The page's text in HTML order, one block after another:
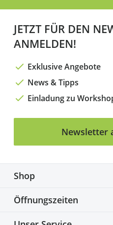
JETZT FÜR DEN
ANMELDEN!
Exklusive Angebote
News & Tipps
Einladung zu
Newsletter
Shop
Biketime GmbH
Alter Flughafen 7a
Öffnungszeiten